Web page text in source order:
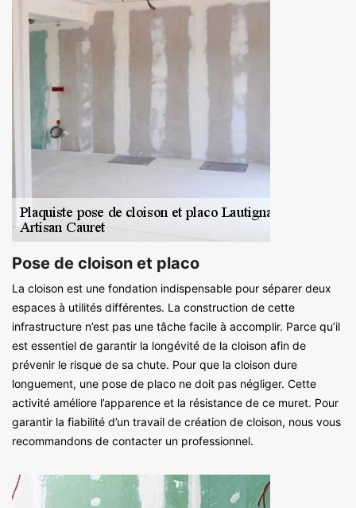
Pose de cloison et placo
La cloison est une fondation indispensable pour séparer deux
espaces à utilités différentes. La construction de cette
infrastructure n’est pas une tâche facile à accomplir. Parce qu’il
est essentiel de garantir la longévité de la cloison afin de
prévenir le risque de sa chute. Pour que la cloison dure
longuement, une pose de placo ne doit pas négliger. Cette
activité améliore l’apparence et la résistance de ce muret. Pour
garantir la fiabilité d’un travail de création de cloison, nous vous
recommandons de contacter un professionnel.